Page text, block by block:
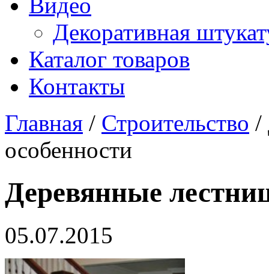
Декоративная
Каталог товаров
Контакты
Главная / Строительство /
особенности
Деревянные
05.07.2015